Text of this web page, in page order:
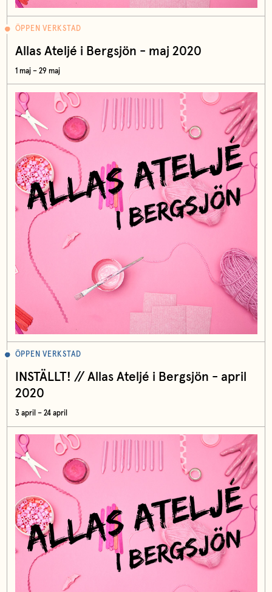
ÖPPEN VERKSTAD
Allas Ateljé i Bergsjön - maj 2020
1 maj – 29 maj
ÖPPEN VERKSTAD
INSTÄLLT! // Allas Ateljé i Bergsjön - april
2020
3 april – 24 april